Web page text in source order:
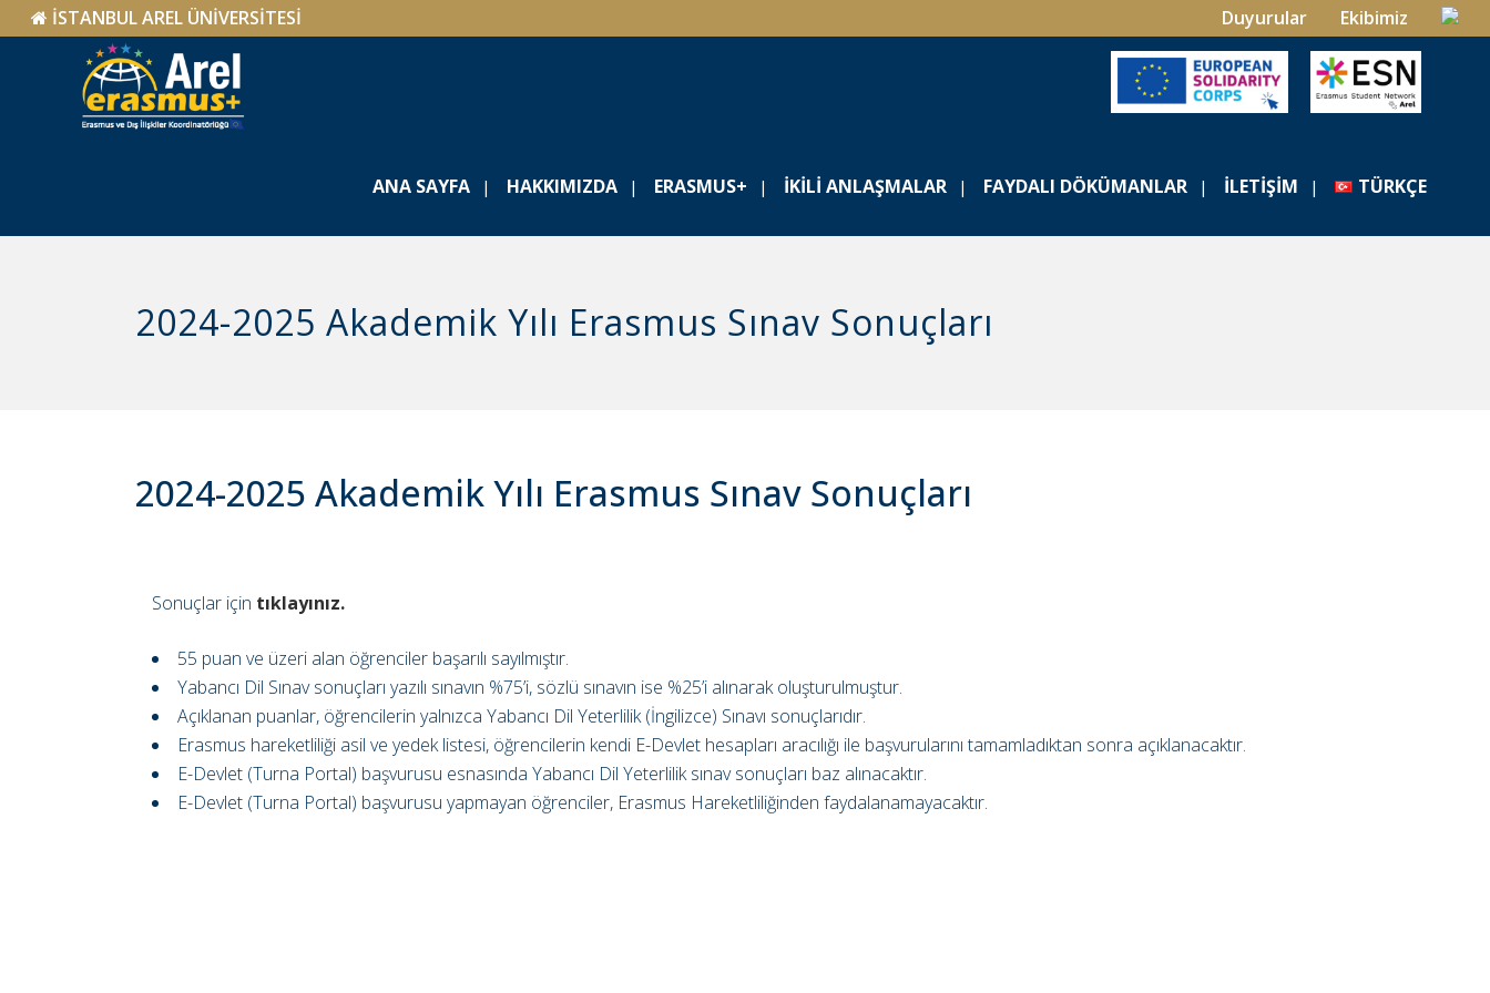
İSTANBUL AREL ÜNİVERSİTESİ Duyurular Ekibimiz
ANA SAYFA HAKKIMIZDA ERASMUS+ İKILI ANLAŞMALAR FAYDALI DÖKÜMANLAR İLETIŞIM TÜRKÇE
2024-2025 Akademik Yılı Erasmus Sınav Sonuçları
2024-2025 Akademik Yılı Erasmus Sınav Sonuçları
Sonuçlar için tıklayınız.
55 puan ve üzeri alan öğrenciler başarılı sayılmıştır.
Yabancı Dil Sınav sonuçları yazılı sınavın %75’i, sözlü sınavın ise %25’i alınarak oluşturulmuştur.
Açıklanan puanlar, öğrencilerin yalnızca Yabancı Dil Yeterlilik (İngilizce) Sınavı sonuçlarıdır.
Erasmus hareketliliği asil ve yedek listesi, öğrencilerin kendi E-Devlet hesapları aracılığı ile başvurularını tamamladıktan sonra açıklanacaktır.
E-Devlet (Turna Portal) başvurusu esnasında Yabancı Dil Yeterlilik sınav sonuçları baz alınacaktır.
E-Devlet (Turna Portal) başvurusu yapmayan öğrenciler, Erasmus Hareketliliğinden faydalanamayacaktır.